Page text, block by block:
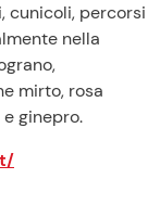
cunicoli, percorsi
nella
mirto, rosa
ginepro.